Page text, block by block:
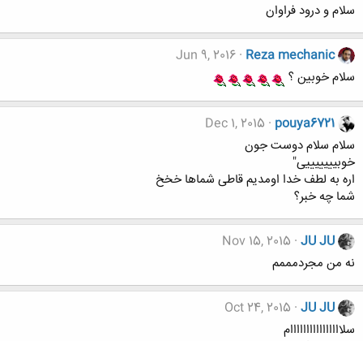
سلام و درود فراوان
Reza mechanic
Jun 9, 2016
سلام خوبین ؟
pouya6721
Dec 1, 2015
سلام سلام دوست جون
خوبیییییییی"
اره به لطف خدا اومدیم قاطی شماها خخخ
شما چه خبر؟
JU JU
Nov 15, 2015
نه من مجردمممم
JU JU
Oct 24, 2015
سلاااااااااااااااام